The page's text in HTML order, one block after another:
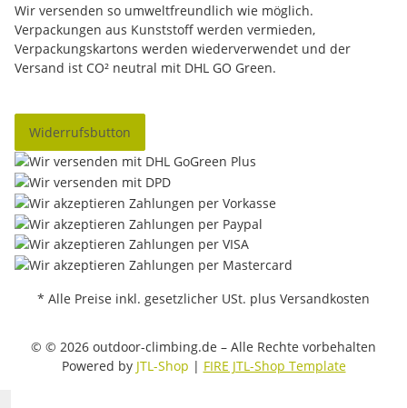
Wir versenden so umweltfreundlich wie möglich.
Verpackungen aus Kunststoff werden vermieden,
Verpackungskartons werden wiederverwendet und der
Versand ist CO² neutral mit DHL GO Green.
Widerrufsbutton
* Alle Preise inkl. gesetzlicher USt. plus Versandkosten
© © 2026 outdoor-climbing.de – Alle Rechte vorbehalten
Powered by JTL-Shop | FIRE JTL-Shop Template